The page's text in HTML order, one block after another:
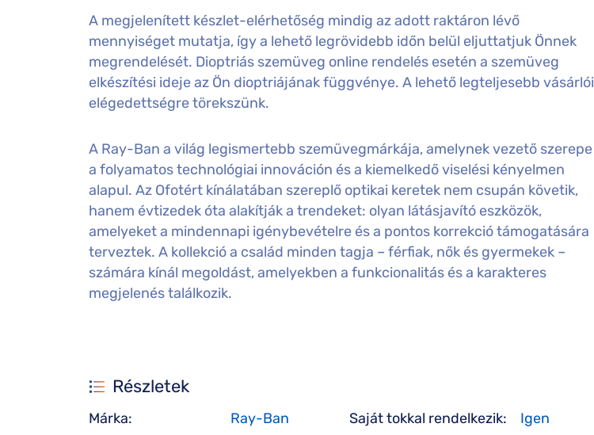
A megjelenített készlet-elérhetőség mindig az adott raktáron lévő
mennyiséget mutatja, így a lehető legrövidebb időn belül eljuttatjuk Önnek
megrendelését. Dioptriás szemüveg online rendelés esetén a szemüveg
elkészítési ideje az Ön dioptriájának függvénye. A lehető legteljesebb vásárlói
elégedettségre törekszünk.
A Ray-Ban a világ legismertebb szemüvegmárkája, amelynek vezető szerepe
a folyamatos technológiai innováción és a kiemelkedő viselési kényelmen
alapul. Az Ofotért kínálatában szereplő optikai keretek nem csupán követik,
hanem évtizedek óta alakítják a trendeket: olyan látásjavító eszközök,
amelyeket a mindennapi igénybevételre és a pontos korrekció támogatására
terveztek. A kollekció a család minden tagja – férfiak, nők és gyermekek –
számára kínál megoldást, amelyekben a funkcionalitás és a karakteres
megjelenés találkozik.
Részletek
Márka:
Ray-Ban
Saját tokkal rendelkezik:
Igen